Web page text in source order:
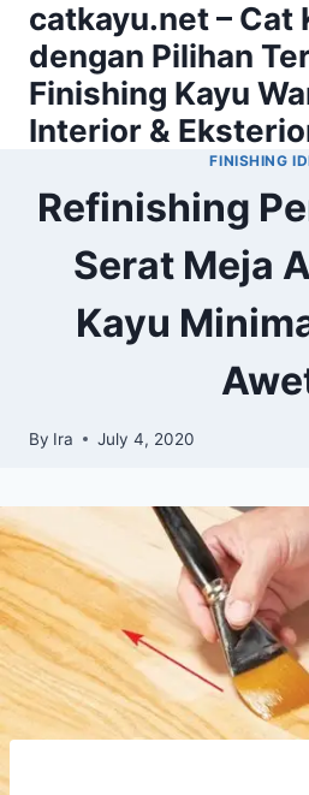
Skip
content
catkayu.net – Cat
dengan Pilihan
Finishing Kayu
Interior &
FINISHING
Refinishing
Serat Meja
Kayu
By Ira July 4, 2020